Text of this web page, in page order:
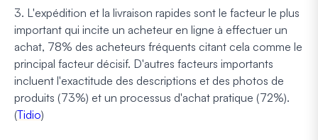
3. L'expédition et la livraison rapides sont le facteur le plus
important qui incite un acheteur en ligne à effectuer un
achat, 78% des acheteurs fréquents citant cela comme le
principal facteur décisif. D'autres facteurs importants
incluent l'exactitude des descriptions et des photos de
produits (73%) et un processus d'achat pratique (72%).
(Tidio)